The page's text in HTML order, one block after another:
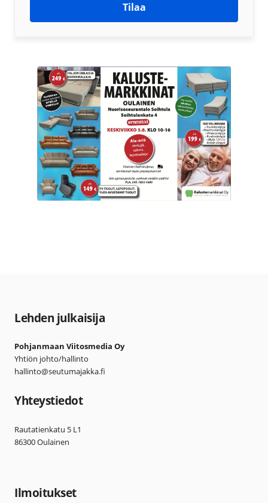
Tilaa
Lehden julkaisija
Pohjanmaan Viitosmedia Oy
Yhtiön johto/hallinto
hallinto@seutumajakka.fi
Yhteystiedot
Rautatienkatu 5 L1
86300 Oulainen
Ilmoitukset